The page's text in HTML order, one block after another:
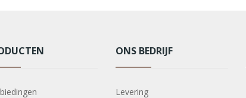
ONS BEDRIJF
Levering